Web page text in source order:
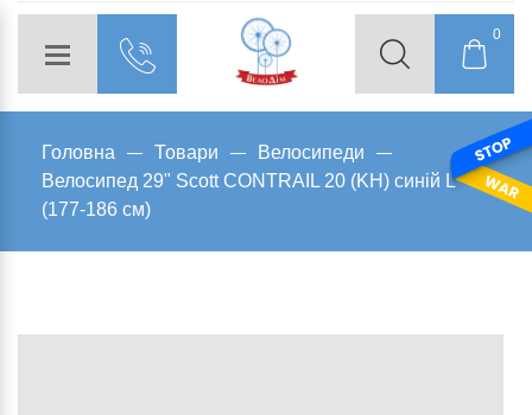
0
Головна Товари
Велосипеди
Велосипед 29" Scott CONTRAIL 20 (KH) синій L
(177-186 см)